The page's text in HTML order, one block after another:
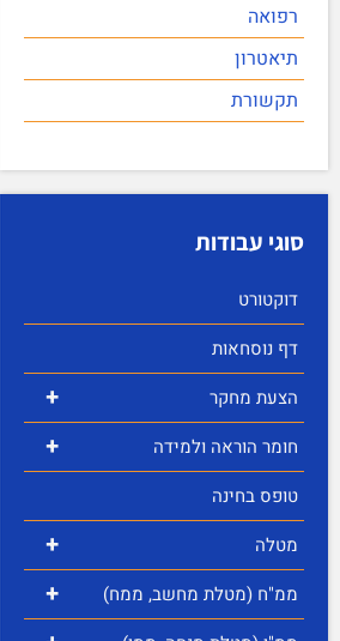
רפואה
תיאטרון
תקשורת
סוגי עבודות
דוקטורט
דף נוסחאות
+ הצעת מחקר
+
חומר הוראה ולמידה
טופס בחינה
+ מטלה
+ ממ"ח (מטלת מחשב, ממח)